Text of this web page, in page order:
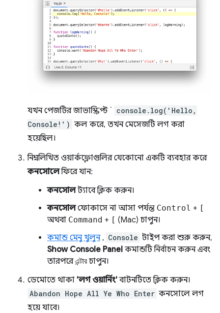
যখন পেজটির জাভাস্ক্রিপ্ট ` console.log('Hello,
Console!') কল করে, তখন মেসেজটি লগ করা
হয়েছিল।
নিম্নলিখিত ওয়ার্কফ্লোগুলির যেকোনো একটি ব্যবহার করে
কনসোলেফিরে যান:
কনসোলট্যাবে ক্লিক করুন।
কনসোলফোকাসে না আসা পর্যন্ত Control + [
অথবা Command + [ (Mac) চাপুন।
কমান্ড মেনু খুলুন, Console টাইপ করা শুরু করুন,
Show Console Panel কমান্ডটি নির্বাচন করুন এবং
তারপরেএন্টারচাপুন।
ডেমোতে থাকা 'লগ ওয়ার্নিং'বাটনটিতে ক্লিক করুন।
Abandon Hope All Ye Who Enter কনসোলে লগ
হয়ে যাবে।